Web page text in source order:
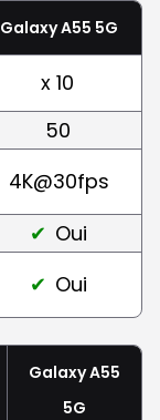
Galaxy A55 5G
x 10
50
4K@30fps
Oui
Oui
Galaxy A55
5G